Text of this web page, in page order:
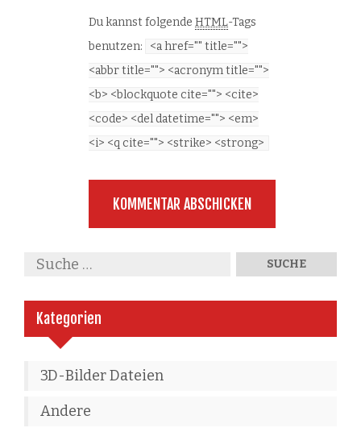
Du kannst folgende HTML-Tags
benutzen:
<a href="" title="">
<abbr title=""> <acronym title="">
<b> <blockquote cite=""> <cite>
<code> <del datetime=""> <em>
<i> <q cite=""> <strike> <strong>
Kategorien
3D-Bilder Dateien
Andere